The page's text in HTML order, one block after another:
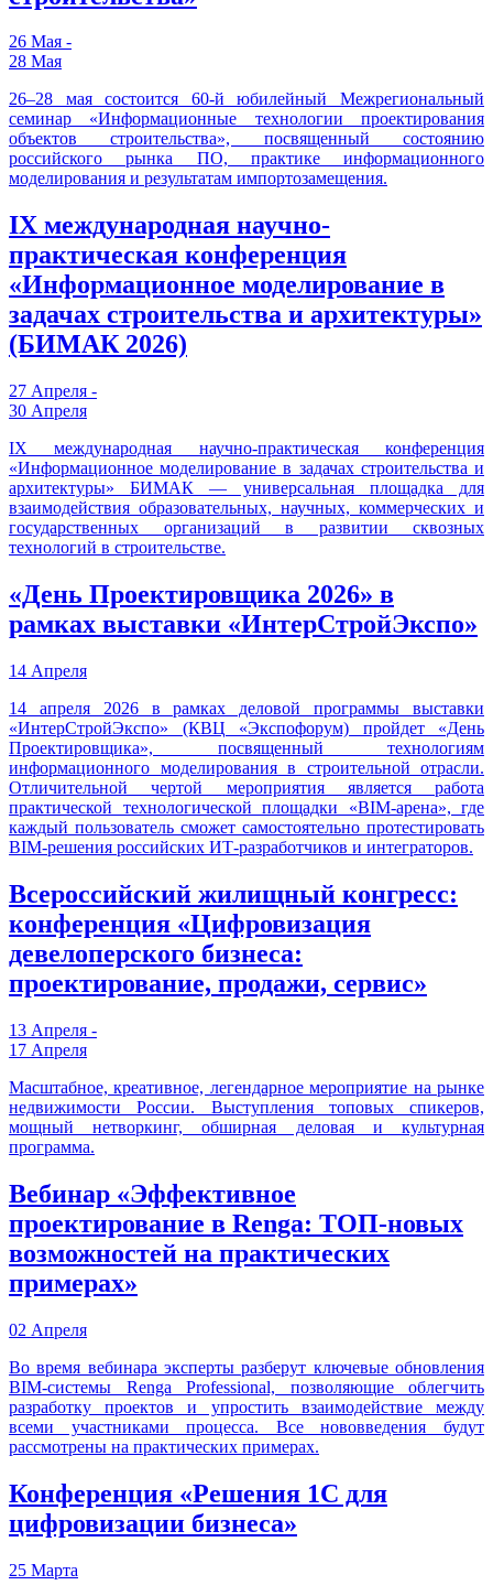
26 Мая -
28 Мая
26–28 мая состоится 60-й юбилейный Межрегиональный
семинар «Информационные технологии проектирования
объектов строительства», посвященный состоянию
российского рынка ПО, практике информационного
моделирования и результатам импортозамещения.
IX международная научно-
практическая конференция
«Информационное моделирование в
задачах строительства и архитектуры»
(БИМАК 2026)
27 Апреля -
30 Апреля
IX международная научно-практическая конференция
«Информационное моделирование в задачах строительства и
архитектуры» БИМАК — универсальная площадка для
взаимодействия образовательных, научных, коммерческих и
государственных организаций в развитии сквозных
технологий в строительстве.
«День Проектировщика 2026» в
рамках выставки «ИнтерСтройЭкспо»
14 Апреля
14 апреля 2026 в рамках деловой программы выставки
«ИнтерСтройЭкспо» (КВЦ «Экспофорум) пройдет «День
Проектировщика», посвященный технологиям
информационного моделирования в строительной отрасли.
Отличительной чертой мероприятия является работа
практической технологической площадки «BIM-арена», где
каждый пользователь сможет самостоятельно протестировать
BIM-решения российских ИТ-разработчиков и интеграторов.
Всероссийский жилищный конгресс:
конференция «Цифровизация
девелоперского бизнеса:
проектирование, продажи, сервис»
13 Апреля -
17 Апреля
Масштабное, креативное, легендарное мероприятие на рынке
недвижимости России. Выступления топовых спикеров,
мощный нетворкинг, обширная деловая и культурная
программа.
Вебинар «Эффективное
проектирование в Renga: ТОП-новых
возможностей на практических
примерах»
02 Апреля
Во время вебинара эксперты разберут ключевые обновления
BIM-системы Renga Professional, позволяющие облегчить
разработку проектов и упростить взаимодействие между
всеми участниками процесса. Все нововведения будут
рассмотрены на практических примерах.
Конференция «Решения 1С для
цифровизации бизнеса»
25 Марта